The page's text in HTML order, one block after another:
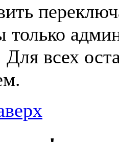
только
Для всех